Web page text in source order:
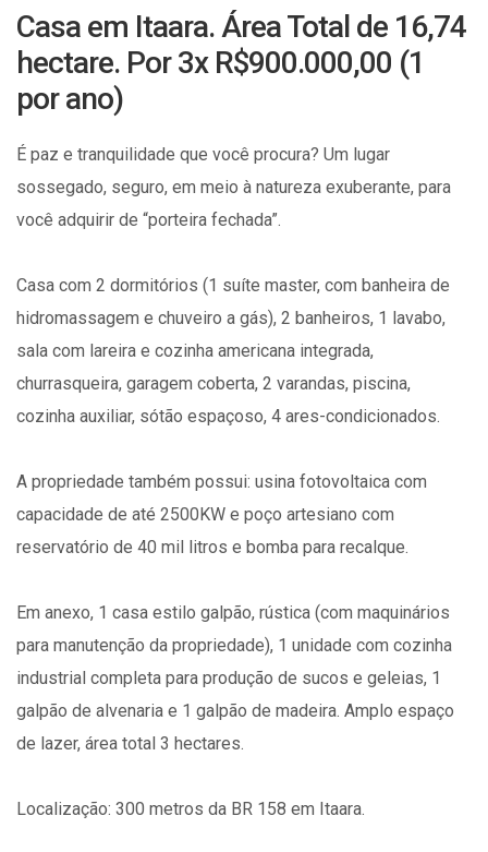
Casa em Itaara. Área Total de 16,74
hectare. Por 3x R$900.000,00 (1
por ano)
É paz e tranquilidade que você procura? Um lugar
sossegado, seguro, em meio à natureza exuberante, para
você adquirir de “porteira fechada”.
Casa com 2 dormitórios (1 suíte master, com banheira de
hidromassagem e chuveiro a gás), 2 banheiros, 1 lavabo,
sala com lareira e cozinha americana integrada,
churrasqueira, garagem coberta, 2 varandas, piscina,
cozinha auxiliar, sótão espaçoso, 4 ares-condicionados.
A propriedade também possui: usina fotovoltaica com
capacidade de até 2500KW e poço artesiano com
reservatório de 40 mil litros e bomba para recalque.
Em anexo, 1 casa estilo galpão, rústica (com maquinários
para manutenção da propriedade), 1 unidade com cozinha
industrial completa para produção de sucos e geleias, 1
galpão de alvenaria e 1 galpão de madeira. Amplo espaço
de lazer, área total 3 hectares.
Localização: 300 metros da BR 158 em Itaara.